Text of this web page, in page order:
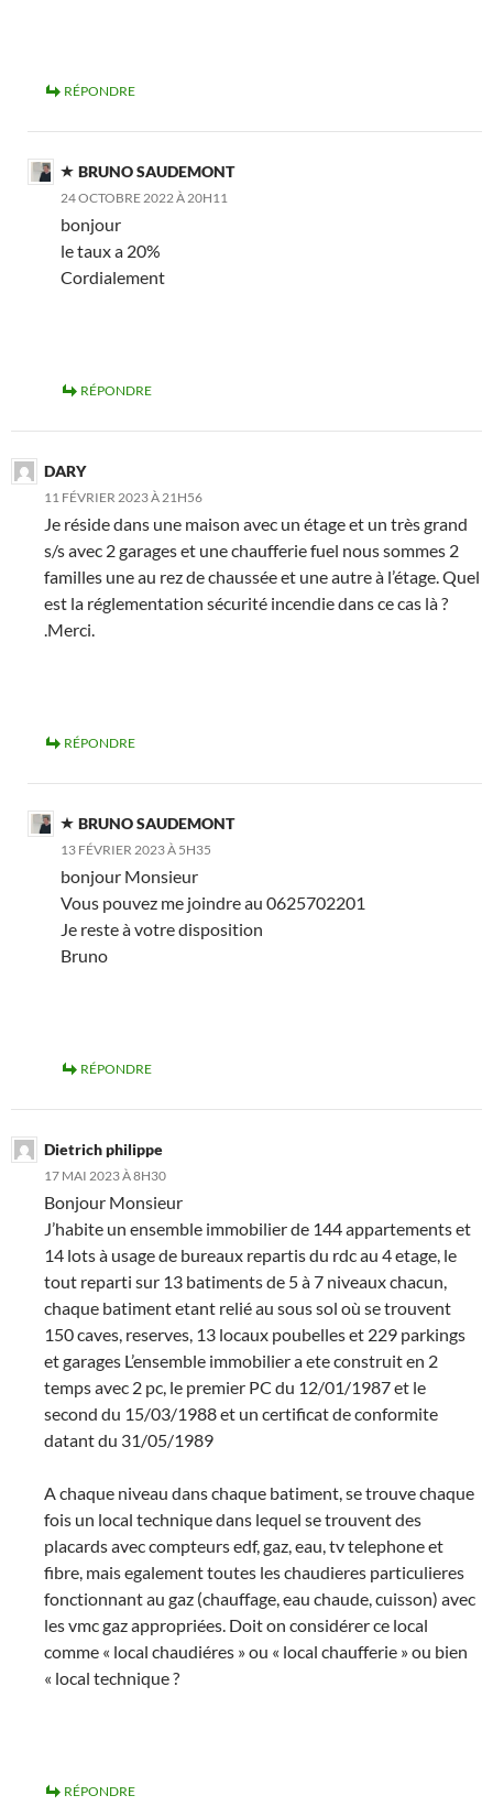
RÉPONDRE
BRUNO SAUDEMONT
24 OCTOBRE 2022 À 20H11
bonjour
le taux a 20%
Cordialement
RÉPONDRE
DARY
11 FÉVRIER 2023 À 21H56
Je réside dans une maison avec un étage et un très grand
s/s avec 2 garages et une chaufferie fuel nous sommes 2
familles une au rez de chaussée et une autre à l’étage. Quel
est la réglementation sécurité incendie dans ce cas là ?
.Merci.
RÉPONDRE
BRUNO SAUDEMONT
13 FÉVRIER 2023 À 5H35
bonjour Monsieur
Vous pouvez me joindre au 0625702201
Je reste à votre disposition
Bruno
RÉPONDRE
Dietrich philippe
17 MAI 2023 À 8H30
Bonjour Monsieur
J’habite un ensemble immobilier de 144 appartements et
14 lots à usage de bureaux repartis du rdc au 4 etage, le
tout reparti sur 13 batiments de 5 à 7 niveaux chacun,
chaque batiment etant relié au sous sol où se trouvent
150 caves, reserves, 13 locaux poubelles et 229 parkings
et garages L’ensemble immobilier a ete construit en 2
temps avec 2 pc, le premier PC du 12/01/1987 et le
second du 15/03/1988 et un certificat de conformite
datant du 31/05/1989
A chaque niveau dans chaque batiment, se trouve chaque
fois un local technique dans lequel se trouvent des
placards avec compteurs edf, gaz, eau, tv telephone et
fibre, mais egalement toutes les chaudieres particulieres
fonctionnant au gaz (chauffage, eau chaude, cuisson) avec
les vmc gaz appropriées. Doit on considérer ce local
comme « local chaudiéres » ou « local chaufferie » ou bien
« local technique ?
RÉPONDRE